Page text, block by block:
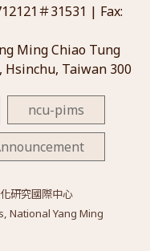
＃31531 | Fax:
Ming Chiao Tung
Hsinchu, Taiwan 300
ncu-pims
研究國際中心
National Yang Ming